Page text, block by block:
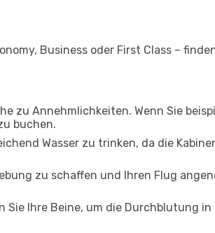
Business oder First Class –
zu Annehmlichkeiten. Wenn Sie
buchen.
Wasser zu trinken, da die
zu schaffen und Ihren Flug
Ihre Beine, um die Durchblutung in